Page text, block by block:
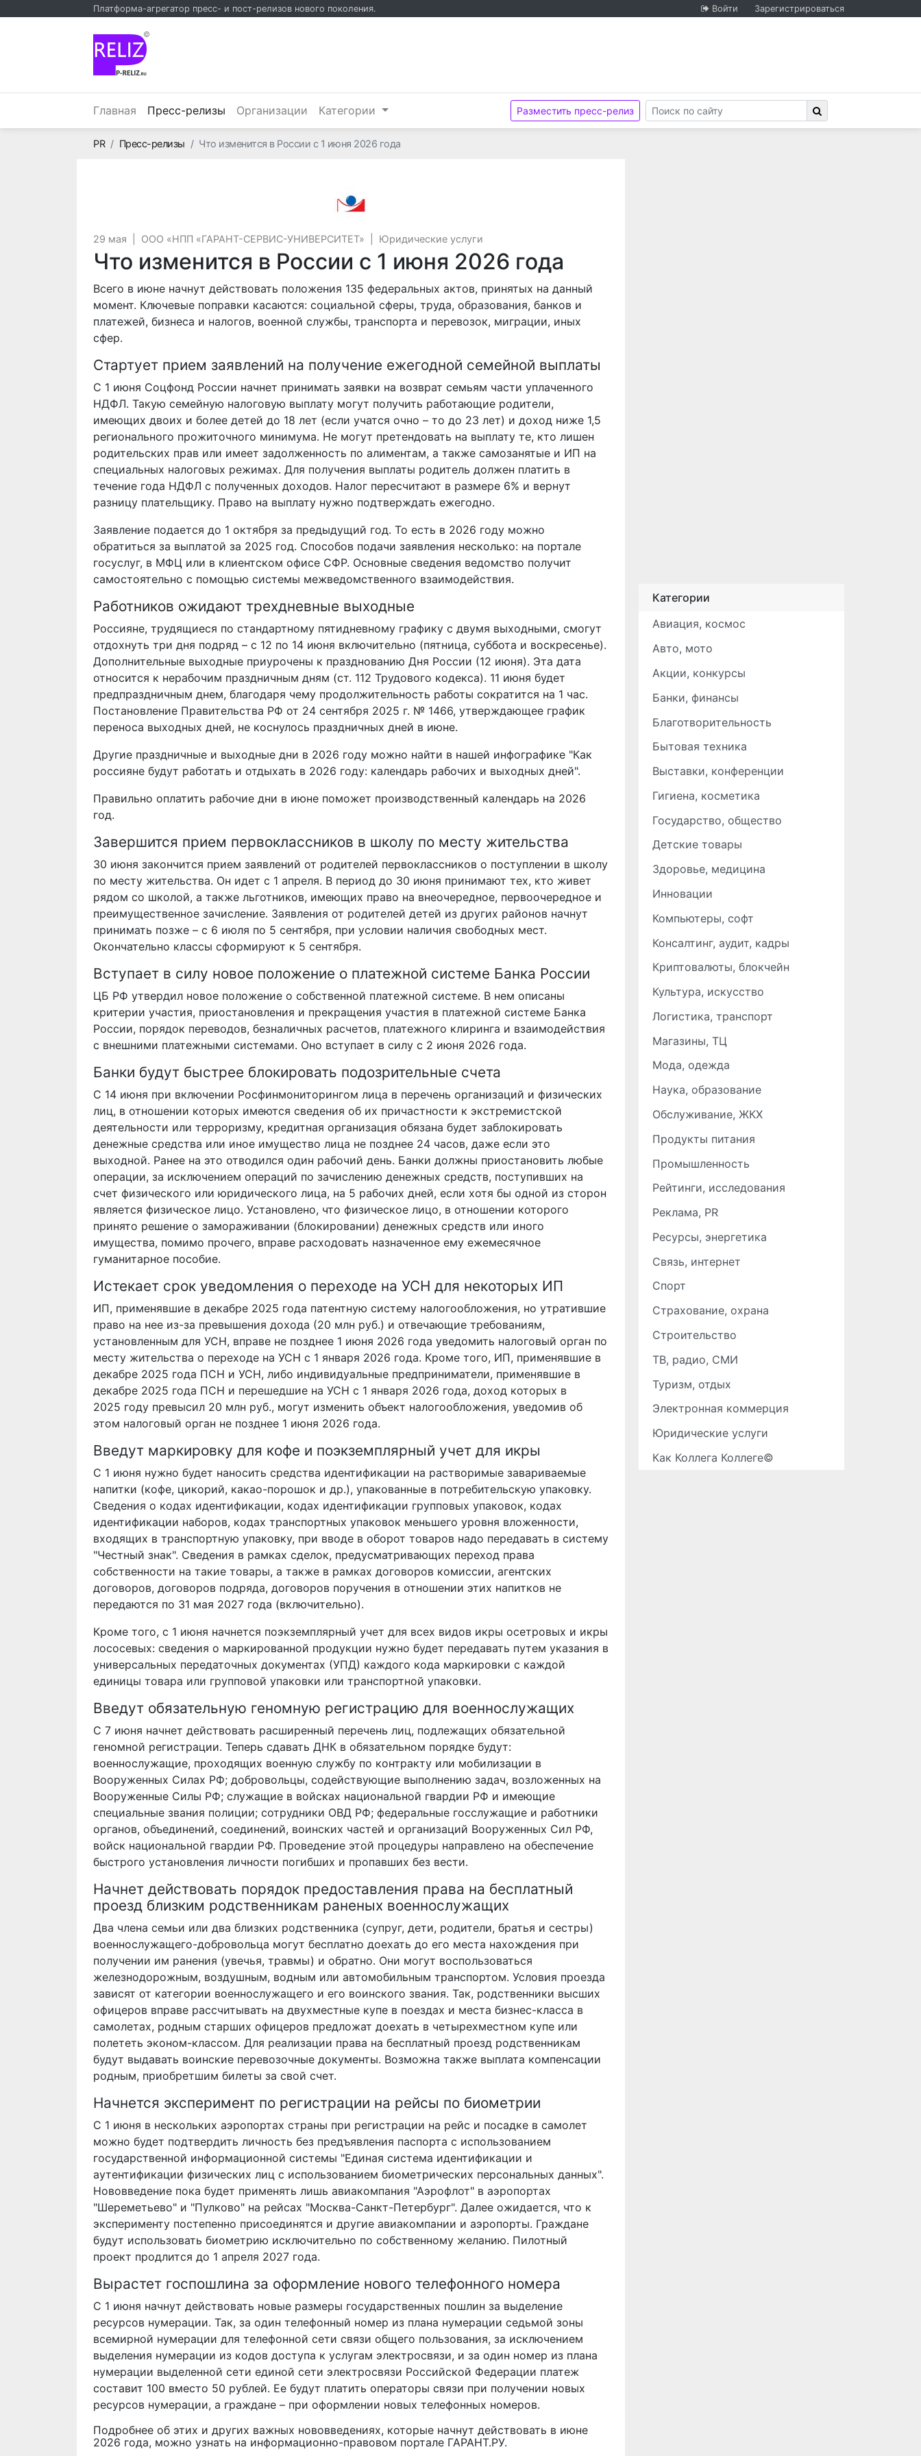
Платформа-агрегатор пресс- и пост-релизов нового поколения. Войти Зарегистрироваться
©
Главная Пресс-релизы (текущий)
Организации Категории Разместить пресс-релиз
PRГлавная
Пресс-релизы Что изменится в России с 1 июня 2026 года
29 мая ООО «НПП «ГАРАНТ-СЕРВИС-УНИВЕРСИТЕТ» Юридические услуги
Что изменится в России с 1 июня 2026 года
Всего в июне начнут действовать положения 135 федеральных актов, принятых на данный
момент. Ключевые поправки касаются: социальной сферы, труда, образования, банков и
платежей, бизнеса и налогов, военной службы, транспорта и перевозок, миграции, иных
сфер.
Стартует прием заявлений на получение ежегодной семейной выплаты
С 1 июня Соцфонд России начнет принимать заявки на возврат семьям части уплаченного
НДФЛ. Такую семейную налоговую выплату могут получить работающие родители,
имеющих двоих и более детей до 18 лет (если учатся очно – то до 23 лет) и доход ниже 1,5
регионального прожиточного минимума. Не могут претендовать на выплату те, кто лишен
родительских прав или имеет задолженность по алиментам, а также самозанятые и ИП на
специальных налоговых режимах. Для получения выплаты родитель должен платить в
течение года НДФЛ с полученных доходов. Налог пересчитают в размере 6% и вернут
разницу плательщику. Право на выплату нужно подтверждать ежегодно.
Заявление подается до 1 октября за предыдущий год. То есть в 2026 году можно
обратиться за выплатой за 2025 год. Способов подачи заявления несколько: на портале
госуслуг, в МФЦ или в клиентском офисе СФР. Основные сведения ведомство получит
самостоятельно с помощью системы межведомственного взаимодействия.
Работников ожидают трехдневные выходные
Россияне, трудящиеся по стандартному пятидневному графику с двумя выходными, смогут
отдохнуть три дня подряд – с 12 по 14 июня включительно (пятница, суббота и воскресенье).
Дополнительные выходные приурочены к празднованию Дня России (12 июня). Эта дата
относится к нерабочим праздничным дням (ст. 112 Трудового кодекса). 11 июня будет
предпраздничным днем, благодаря чему продолжительность работы сократится на 1 час.
Постановление Правительства РФ от 24 сентября 2025 г. № 1466, утверждающее график
переноса выходных дней, не коснулось праздничных дней в июне.
Другие праздничные и выходные дни в 2026 году можно найти в нашей инфографике "Как
россияне будут работать и отдыхать в 2026 году: календарь рабочих и выходных дней".
Правильно оплатить рабочие дни в июне поможет производственный календарь на 2026
год.
Завершится прием первоклассников в школу по месту жительства
30 июня закончится прием заявлений от родителей первоклассников о поступлении в школу
по месту жительства. Он идет с 1 апреля. В период до 30 июня принимают тех, кто живет
рядом со школой, а также льготников, имеющих право на внеочередное, первоочередное и
преимущественное зачисление. Заявления от родителей детей из других районов начнут
принимать позже – с 6 июля по 5 сентября, при условии наличия свободных мест.
Окончательно классы сформируют к 5 сентября.
Вступает в силу новое положение о платежной системе Банка России
ЦБ РФ утвердил новое положение о собственной платежной системе. В нем описаны
критерии участия, приостановления и прекращения участия в платежной системе Банка
России, порядок переводов, безналичных расчетов, платежного клиринга и взаимодействия
с внешними платежными системами. Оно вступает в силу с 2 июня 2026 года.
Банки будут быстрее блокировать подозрительные счета
С 14 июня при включении Росфинмониторингом лица в перечень организаций и физических
лиц, в отношении которых имеются сведения об их причастности к экстремистской
деятельности или терроризму, кредитная организация обязана будет заблокировать
денежные средства или иное имущество лица не позднее 24 часов, даже если это
выходной. Ранее на это отводился один рабочий день. Банки должны приостановить любые
операции, за исключением операций по зачислению денежных средств, поступивших на
счет физического или юридического лица, на 5 рабочих дней, если хотя бы одной из сторон
является физическое лицо. Установлено, что физическое лицо, в отношении которого
принято решение о замораживании (блокировании) денежных средств или иного
имущества, помимо прочего, вправе расходовать назначенное ему ежемесячное
гуманитарное пособие.
Истекает срок уведомления о переходе на УСН для некоторых ИП
ИП, применявшие в декабре 2025 года патентную систему налогообложения, но утратившие
право на нее из-за превышения дохода (20 млн руб.) и отвечающие требованиям,
установленным для УСН, вправе не позднее 1 июня 2026 года уведомить налоговый орган по
месту жительства о переходе на УСН с 1 января 2026 года. Кроме того, ИП, применявшие в
декабре 2025 года ПСН и УСН, либо индивидуальные предприниматели, применявшие в
декабре 2025 года ПСН и перешедшие на УСН с 1 января 2026 года, доход которых в
2025 году превысил 20 млн руб., могут изменить объект налогообложения, уведомив об
этом налоговый орган не позднее 1 июня 2026 года.
Введут маркировку для кофе и поэкземплярный учет для икры
С 1 июня нужно будет наносить средства идентификации на растворимые завариваемые
напитки (кофе, цикорий, какао-порошок и др.), упакованные в потребительскую упаковку.
Сведения о кодах идентификации, кодах идентификации групповых упаковок, кодах
идентификации наборов, кодах транспортных упаковок меньшего уровня вложенности,
входящих в транспортную упаковку, при вводе в оборот товаров надо передавать в систему
"Честный знак". Сведения в рамках сделок, предусматривающих переход права
собственности на такие товары, а также в рамках договоров комиссии, агентских
договоров, договоров подряда, договоров поручения в отношении этих напитков не
передаются по 31 мая 2027 года (включительно).
Кроме того, с 1 июня начнется поэкземплярный учет для всех видов икры осетровых и икры
лососевых: сведения о маркированной продукции нужно будет передавать путем указания в
универсальных передаточных документах (УПД) каждого кода маркировки с каждой
единицы товара или групповой упаковки или транспортной упаковки.
Введут обязательную геномную регистрацию для военнослужащих
С 7 июня начнет действовать расширенный перечень лиц, подлежащих обязательной
геномной регистрации. Теперь сдавать ДНК в обязательном порядке будут:
военнослужащие, проходящих военную службу по контракту или мобилизации в
Вооруженных Силах РФ; добровольцы, содействующие выполнению задач, возложенных на
Вооруженные Силы РФ; служащие в войсках национальной гвардии РФ и имеющие
специальные звания полиции; сотрудники ОВД РФ; федеральные госслужащие и работники
органов, объединений, соединений, воинских частей и организаций Вооруженных Сил РФ,
войск национальной гвардии РФ. Проведение этой процедуры направлено на обеспечение
быстрого установления личности погибших и пропавших без вести.
Начнет действовать порядок предоставления права на бесплатный
проезд близким родственникам раненых военнослужащих
Два члена семьи или два близких родственника (супруг, дети, родители, братья и сестры)
военнослужащего-добровольца могут бесплатно доехать до его места нахождения при
получении им ранения (увечья, травмы) и обратно. Они могут воспользоваться
железнодорожным, воздушным, водным или автомобильным транспортом. Условия проезда
зависят от категории военнослужащего и его воинского звания. Так, родственники высших
офицеров вправе рассчитывать на двухместные купе в поездах и места бизнес-класса в
самолетах, родным старших офицеров предложат доехать в четырехместном купе или
полететь эконом-классом. Для реализации права на бесплатный проезд родственникам
будут выдавать воинские перевозочные документы. Возможна также выплата компенсации
родным, приобретшим билеты за свой счет.
Начнется эксперимент по регистрации на рейсы по биометрии
С 1 июня в нескольких аэропортах страны при регистрации на рейс и посадке в самолет
можно будет подтвердить личность без предъявления паспорта с использованием
государственной информационной системы "Единая система идентификации и
аутентификации физических лиц с использованием биометрических персональных данных".
Нововведение пока будет применять лишь авиакомпания "Аэрофлот" в аэропортах
"Шереметьево" и "Пулково" на рейсах "Москва-Санкт-Петербург". Далее ожидается, что к
эксперименту постепенно присоединятся и другие авиакомпании и аэропорты. Граждане
будут использовать биометрию исключительно по собственному желанию. Пилотный
проект продлится до 1 апреля 2027 года.
Вырастет госпошлина за оформление нового телефонного номера
С 1 июня начнут действовать новые размеры государственных пошлин за выделение
ресурсов нумерации. Так, за один телефонный номер из плана нумерации седьмой зоны
всемирной нумерации для телефонной сети связи общего пользования, за исключением
выделения нумерации из кодов доступа к услугам электросвязи, и за один номер из плана
нумерации выделенной сети единой сети электросвязи Российской Федерации платеж
составит 100 вместо 50 рублей. Ее будут платить операторы связи при получении новых
ресурсов нумерации, а граждане – при оформлении новых телефонных номеров.
Подробнее об этих и других важных нововведениях, которые начнут действовать в июне
2026 года, можно узнать на информационно-правовом портале ГАРАНТ.РУ.
Категории
Авиация, космос
Авто, мото
Акции, конкурсы
Банки, финансы
Благотворительность
Бытовая техника
Выставки, конференции
Гигиена, косметика
Государство, общество
Детские товары
Здоровье, медицина
Инновации
Компьютеры, софт
Консалтинг, аудит, кадры
Криптовалюты, блокчейн
Культура, искусство
Логистика, транспорт
Магазины, ТЦ
Мода, одежда
Наука, образование
Обслуживание, ЖКХ
Продукты питания
Промышленность
Рейтинги, исследования
Реклама, PR
Ресурсы, энергетика
Связь, интернет
Спорт
Страхование, охрана
Строительство
ТВ, радио, СМИ
Туризм, отдых
Электронная коммерция
Юридические услуги
Как Коллега Коллеге©